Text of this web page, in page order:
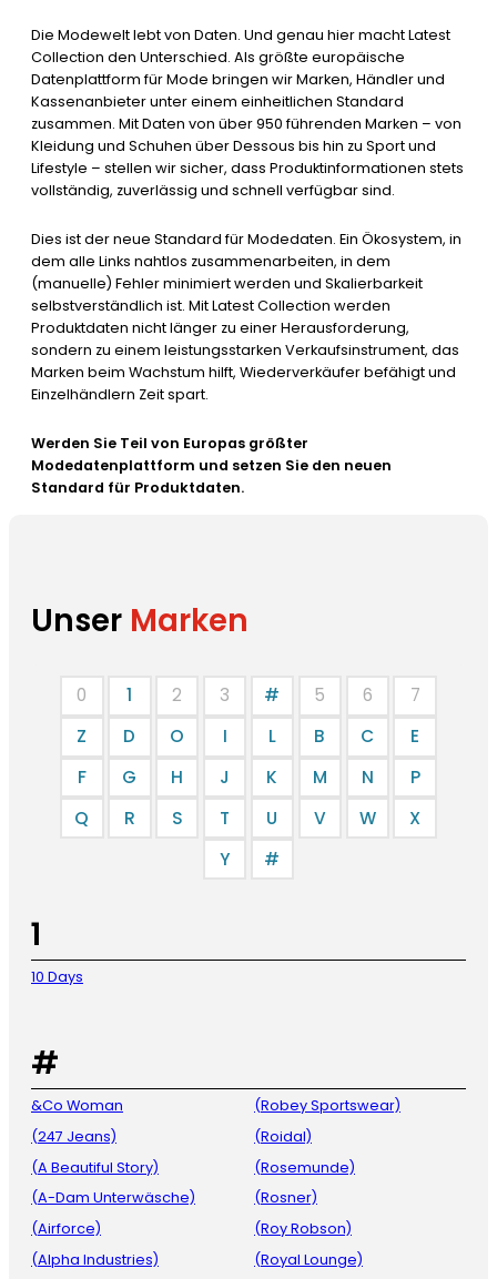
Die Modewelt lebt von Daten. Und genau hier macht Latest
Collection den Unterschied. Als größte europäische
Datenplattform für Mode bringen wir Marken, Händler und
Kassenanbieter unter einem einheitlichen Standard
zusammen. Mit Daten von über 950 führenden Marken – von
Kleidung und Schuhen über Dessous bis hin zu Sport und
Lifestyle – stellen wir sicher, dass Produktinformationen stets
vollständig, zuverlässig und schnell verfügbar sind.
Dies ist der neue Standard für Modedaten. Ein Ökosystem, in
dem alle Links nahtlos zusammenarbeiten, in dem
(manuelle) Fehler minimiert werden und Skalierbarkeit
selbstverständlich ist. Mit Latest Collection werden
Produktdaten nicht länger zu einer Herausforderung,
sondern zu einem leistungsstarken Verkaufsinstrument, das
Marken beim Wachstum hilft, Wiederverkäufer befähigt und
Einzelhändlern Zeit spart.
Werden Sie Teil von Europas größter
Modedatenplattform und setzen Sie den neuen
Standard für Produktdaten.
Unser Marken
0 1 2 3 # 5 6
7
Z
D O I L B C
E
F
G H J K M N
P
Q
R S T U V W
X
Y
#
1
10 Days
#
&Co Woman
(247 Jeans)
(A Beautiful Story)
(A-Dam Unterwäsche)
(Airforce)
(Alpha Industries)
(Robey Sportswear)
(Roidal)
(Rosemunde)
(Rosner)
(Roy Robson)
(Royal Lounge)